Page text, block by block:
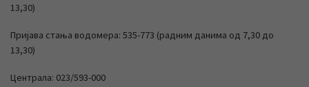
13,30)
Пријава стања водомера: 535-773 (радним данима од 7,30 до
13,30)
Централа: 023/593-000